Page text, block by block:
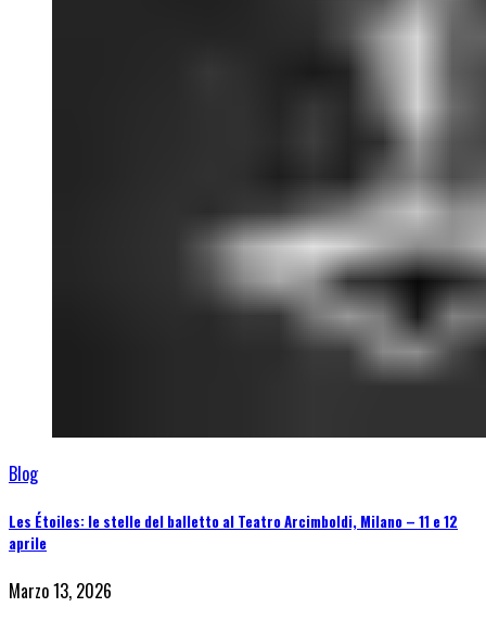
Blog
Les Étoiles: le stelle del balletto al Teatro Arcimboldi, Milano – 11 e 12
aprile
Marzo 13, 2026